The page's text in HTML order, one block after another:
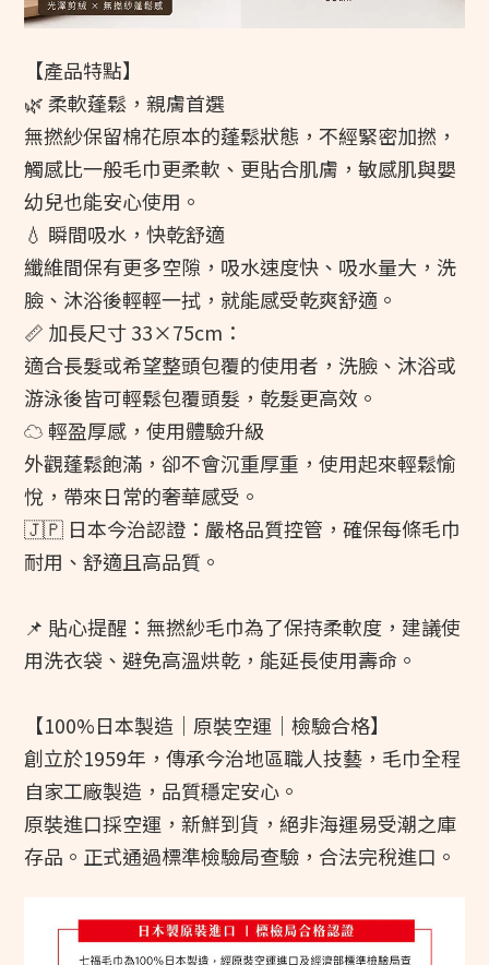
【產品特點】
🌿 柔軟蓬鬆，親膚首選
無撚紗保留棉花原本的蓬鬆狀態，不經緊密加撚，
觸感比一般毛巾更柔軟、更貼合肌膚，敏感肌與嬰
幼兒也能安心使用。
💧 瞬間吸水，快乾舒適
纖維間保有更多空隙，吸水速度快、吸水量大，洗
臉、沐浴後輕輕一拭，就能感受乾爽舒適。
📏 加長尺寸 33×75cm：
適合長髮或希望整頭包覆的使用者，洗臉、沐浴或
游泳後皆可輕鬆包覆頭髮，乾髮更高效。
☁ 輕盈厚感，使用體驗升級
外觀蓬鬆飽滿，卻不會沉重厚重，使用起來輕鬆愉
悅，帶來日常的奢華感受。
🇯🇵 日本今治認證：嚴格品質控管，確保每條毛巾
耐用、舒適且高品質。
📌 貼心提醒：無撚紗毛巾為了保持柔軟度，建議使
用洗衣袋、避免高溫烘乾，能延長使用壽命。
【100%日本製造｜原裝空運｜檢驗合格】
創立於1959年，傳承今治地區職人技藝，毛巾全程
自家工廠製造，品質穩定安心。
原裝進口採空運，新鮮到貨，絕非海運易受潮之庫
存品。正式通過標準檢驗局查驗，合法完稅進口。